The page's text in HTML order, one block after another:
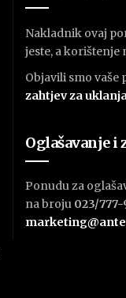
Nakladnik ovaj
jeste, a
Objavili smo
zahtjev za
Oglašavanje i
Ponudu za
na broju 023/777-